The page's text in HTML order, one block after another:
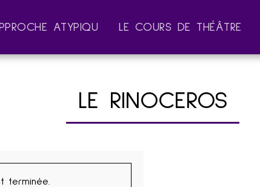
ATYPIQU LE COURS DE THÉÂTRE
LE RINOCEROS
terminée.